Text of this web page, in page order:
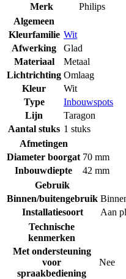
Merk
Philips
Algemeen
Kleurfamilie Wit
Afwerking
Glad
Materiaal
Metaal
Lichtrichting Omlaag
Kleur
Wit
Type
Inbouwspots
Lijn
Taragon
Aantal stuks 1 stuks
Afmetingen
Diameter boorgat 70 mm
Inbouwdiepte
42 mm
Gebruik
Binnen/buitengebruik
Installatiesoort
Aan
Technische
kenmerken
Met ondersteuning
voor
spraakbediening
Nee